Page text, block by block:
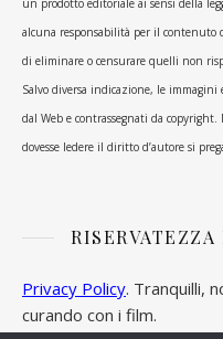
un prodotto editoriale ai sensi della
alcuna responsabilità per il contenuto
di eliminare o censurare quelli non
Salvo diversa indicazione, le
dal Web e contrassegnati da
dovesse ledere il diritto d’autore si
Privacy Policy. Tranquilli,
curando con i film.